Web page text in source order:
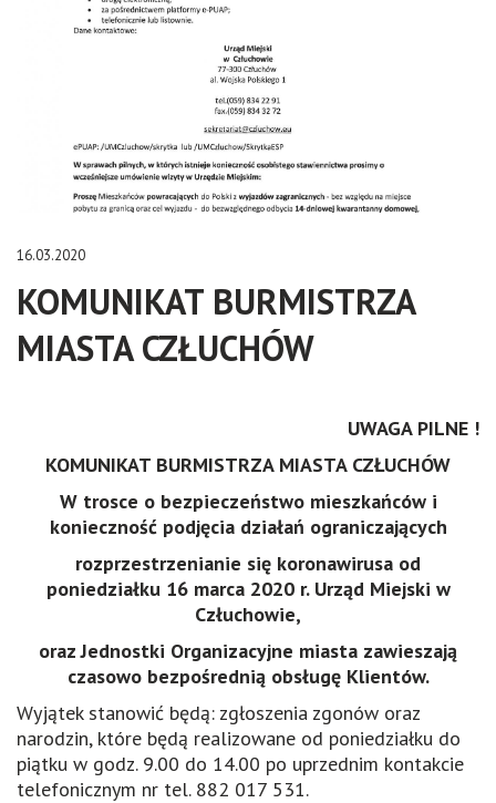
16.03.2020
KOMUNIKAT BURMISTRZA
MIASTA CZŁUCHÓW
UWAGA PILNE !
KOMUNIKAT BURMISTRZA MIASTA CZŁUCHÓW
W trosce o bezpieczeństwo mieszkańców i
koniecznośćpodjęcia działań ograniczających
rozprzestrzenianie się koronawirusa od
poniedziałku 16 marca 2020 r. Urząd Miejski w
Człuchowie,
oraz Jednostki Organizacyjne miasta zawieszają
czasowo bezpośrednią obsługęKlientów.
Wyjątek stanowić będą: zgłoszenia zgonów oraz
narodzin, które będą realizowane od poniedziałku do
piątku w godz. 9.00 do 14.00 po uprzednim kontakcie
telefonicznym nr tel. 882 017 531.